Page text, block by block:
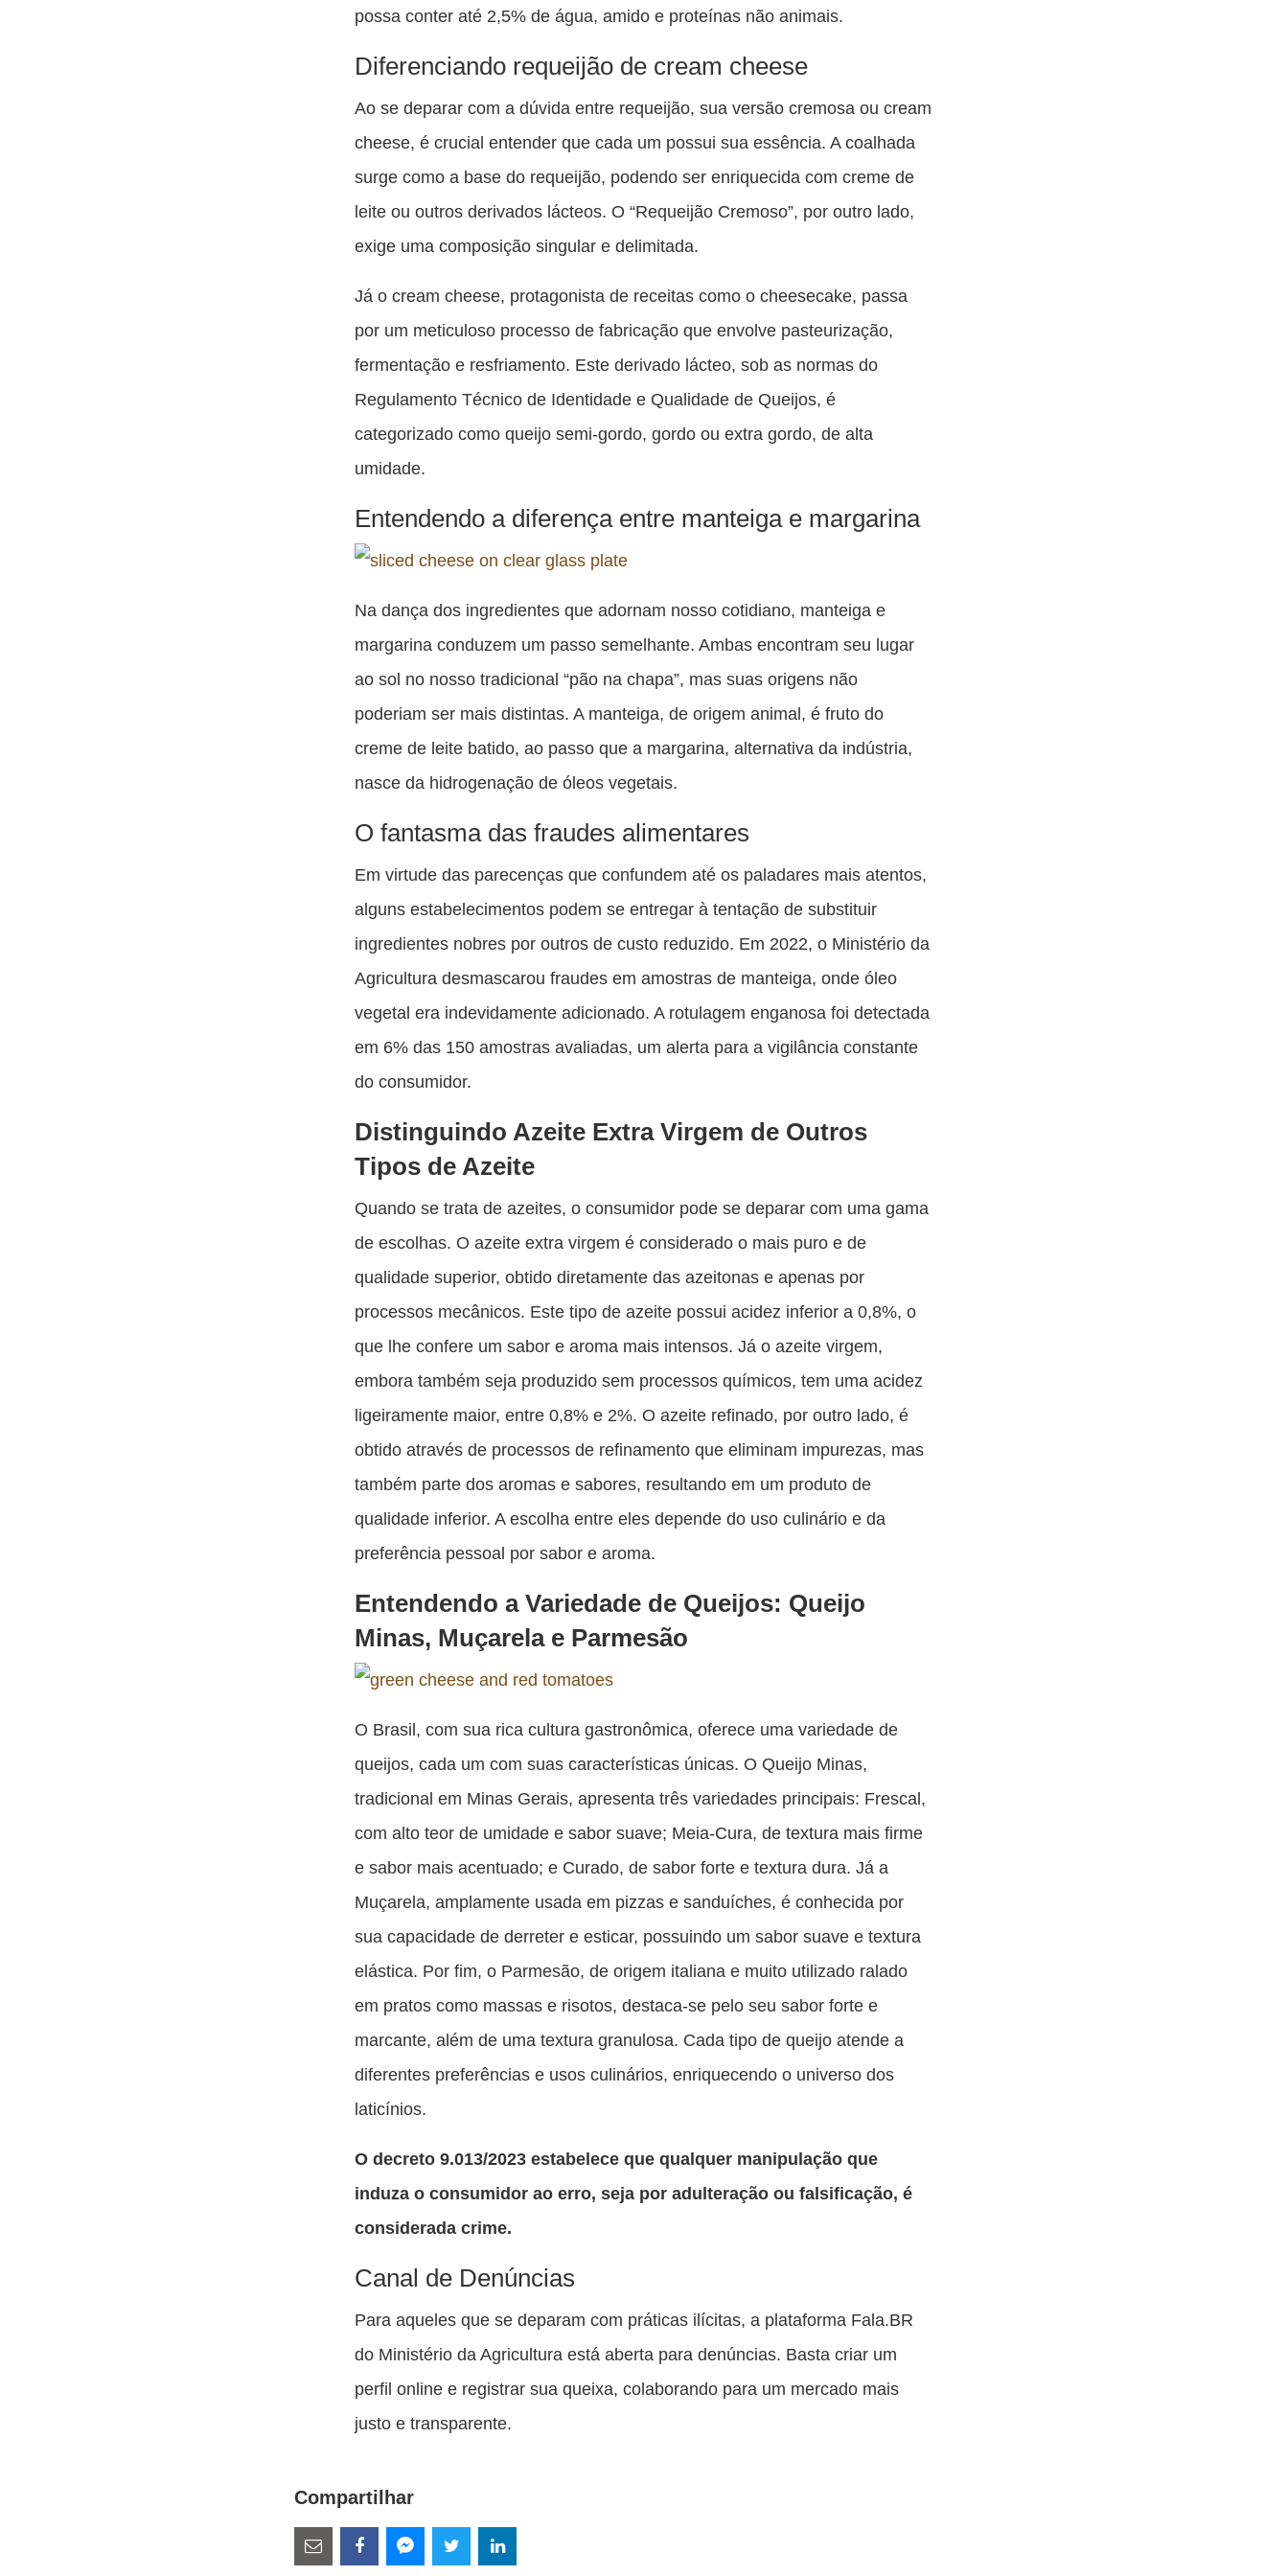
possa conter até 2,5% de água, amido e proteínas não animais.
Diferenciando requeijão de cream cheese
Ao se deparar com a dúvida entre requeijão, sua versão cremosa ou cream
cheese, é crucial entender que cada um possui sua essência. A coalhada
surge como a base do requeijão, podendo ser enriquecida com creme de
leite ou outros derivados lácteos. O “Requeijão Cremoso”, por outro lado,
exige uma composição singular e delimitada.
Já o cream cheese, protagonista de receitas como o cheesecake, passa
por um meticuloso processo de fabricação que envolve pasteurização,
fermentação e resfriamento. Este derivado lácteo, sob as normas do
Regulamento Técnico de Identidade e Qualidade de Queijos, é
categorizado como queijo semi-gordo, gordo ou extra gordo, de alta
umidade.
Entendendo a diferença entre manteiga e margarina
Na dança dos ingredientes que adornam nosso cotidiano, manteiga e
margarina conduzem um passo semelhante. Ambas encontram seu lugar
ao sol no nosso tradicional “pão na chapa”, mas suas origens não
poderiam ser mais distintas. A manteiga, de origem animal, é fruto do
creme de leite batido, ao passo que a margarina, alternativa da indústria,
nasce da hidrogenação de óleos vegetais.
O fantasma das fraudes alimentares
Em virtude das parecenças que confundem até os paladares mais atentos,
alguns estabelecimentos podem se entregar à tentação de substituir
ingredientes nobres por outros de custo reduzido. Em 2022, o Ministério da
Agricultura desmascarou fraudes em amostras de manteiga, onde óleo
vegetal era indevidamente adicionado. A rotulagem enganosa foi detectada
em 6% das 150 amostras avaliadas, um alerta para a vigilância constante
do consumidor.
Distinguindo Azeite Extra Virgem de Outros
Tipos de Azeite
Quando se trata de azeites, o consumidor pode se deparar com uma gama
de escolhas. O azeite extra virgem é considerado o mais puro e de
qualidade superior, obtido diretamente das azeitonas e apenas por
processos mecânicos. Este tipo de azeite possui acidez inferior a 0,8%, o
que lhe confere um sabor e aroma mais intensos. Já o azeite virgem,
embora também seja produzido sem processos químicos, tem uma acidez
ligeiramente maior, entre 0,8% e 2%. O azeite refinado, por outro lado, é
obtido através de processos de refinamento que eliminam impurezas, mas
também parte dos aromas e sabores, resultando em um produto de
qualidade inferior. A escolha entre eles depende do uso culinário e da
preferência pessoal por sabor e aroma.
Entendendo a Variedade de Queijos: Queijo
Minas, Muçarela e Parmesão
O Brasil, com sua rica cultura gastronômica, oferece uma variedade de
queijos, cada um com suas características únicas. O Queijo Minas,
tradicional em Minas Gerais, apresenta três variedades principais: Frescal,
com alto teor de umidade e sabor suave; Meia-Cura, de textura mais firme
e sabor mais acentuado; e Curado, de sabor forte e textura dura. Já a
Muçarela, amplamente usada em pizzas e sanduíches, é conhecida por
sua capacidade de derreter e esticar, possuindo um sabor suave e textura
elástica. Por fim, o Parmesão, de origem italiana e muito utilizado ralado
em pratos como massas e risotos, destaca-se pelo seu sabor forte e
marcante, além de uma textura granulosa. Cada tipo de queijo atende a
diferentes preferências e usos culinários, enriquecendo o universo dos
laticínios.
O decreto 9.013/2023 estabelece que qualquer manipulação que
induza o consumidor ao erro, seja por adulteração ou falsificação, é
considerada crime.
Canal de Denúncias
Para aqueles que se deparam com práticas ilícitas, a plataforma Fala.BR
do Ministério da Agricultura está aberta para denúncias. Basta criar um
perfil online e registrar sua queixa, colaborando para um mercado mais
justo e transparente.
Compartilhar
Estes
links